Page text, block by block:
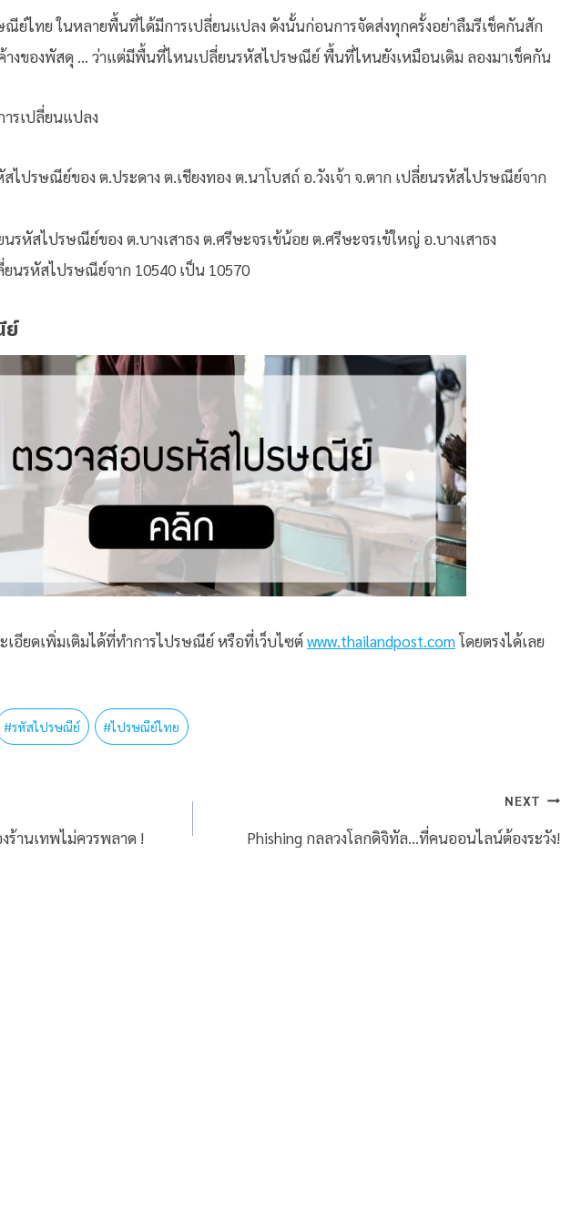
ณีย์ไทย ในหลายพื้นที่ได้มีการเปลี่ยนแปลง ดังนั้นก่อนการจัดส่งทุกครั้งอย่าลืมรีเช็คกันสัก
งของพัสดุ … ว่าแต่มีพื้นที่ไหนเปลี่ยนรหัสไปรษณีย์ พื้นที่ไหนยังเหมือนเดิม ลองมาเช็คกัน
รเปลี่ยนแปลง
ไปรษณีย์ของ ต.ประดาง ต.เชียงทอง ต.นาโบสถ์ อ.วังเจ้า จ.ตาก เปลี่ยนรหัสไปรษณีย์จาก
รหัสไปรษณีย์ของ ต.บางเสาธง ต.ศรีษะจรเข้น้อย ต.ศรีษะจรเข้ใหญ่ อ.บางเสาธง
ยนรหัสไปรษณีย์จาก 10540 เป็น 10570
ย์
เอียดเพิ่มเติมได้ที่ทำการไปรษณีย์ หรือที่เว็บไซต์www.thailandpost.comโดยตรงได้เลย
#รหัสไปรษณีย์ #ไปรษณีย์ไทย
ร้านเทพไม่ควรพลาด !
NEXT
Phishing กลลวงโลกดิจิทัล…ที่คนออนไลน์ต้องระวัง!